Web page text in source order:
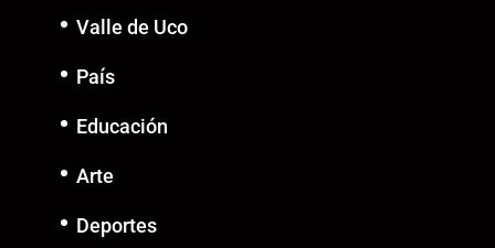
Valle de Uco
País
Educación
Arte
Deportes